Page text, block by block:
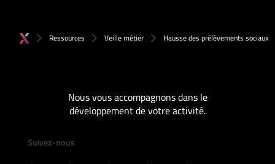
Ressources Veille métier Hausse des prélèvements sociaux
Nous vous accompagnons dans le
développement de votre activité.
Suivez-nous